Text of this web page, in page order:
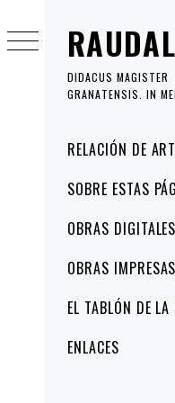
RAUDAL
DIDACUS MAGISTER
GRANATENSIS. IN
Menú
principal
RELACIÓN DE
SOBRE ESTAS
OBRAS DIGITALES
OBRAS IMPRESAS
EL TABLÓN DE
ENLACES
al
contenido